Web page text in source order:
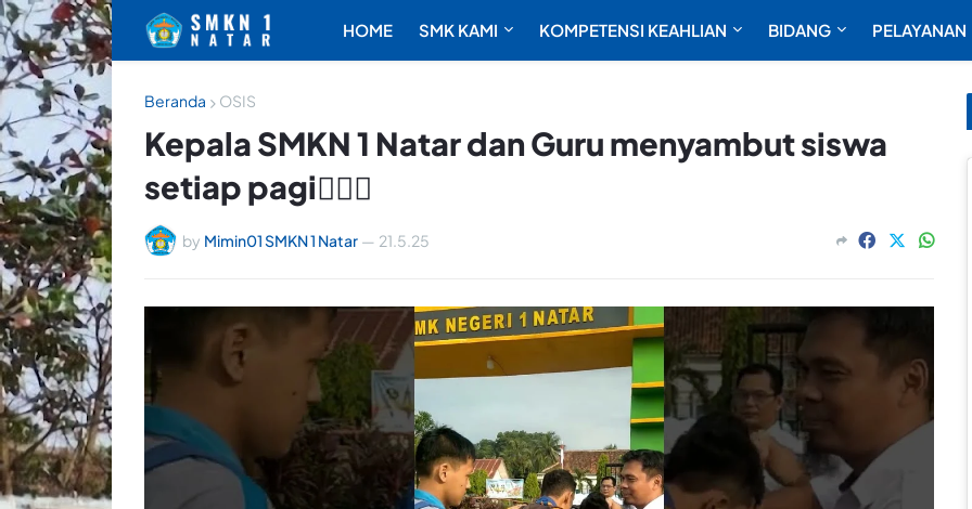
HOME SMK KAMI KOMPETENSI KEAHLIAN BIDANG PELAYANAN
Beranda OSIS
Kepala SMKN 1 Natar dan Guru menyambut siswa
setiap pagi🙋🏻‍♂️
by Mimin01 SMKN 1 Natar — 21.5.25